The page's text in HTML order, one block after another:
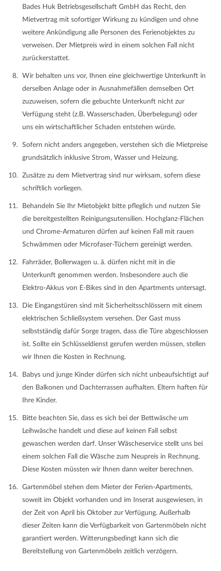
Bades Huk Betriebsgesellschaft GmbH das Recht, den
Mietvertrag mit sofortiger Wirkung zu kündigen und ohne
weitere Ankündigung alle Personen des Ferienobjektes zu
verweisen. Der Mietpreis wird in einem solchen Fall nicht
zurückerstattet.
Wir behalten uns vor, Ihnen eine gleichwertige Unterkunft in
derselben Anlage oder in Ausnahmefällen demselben Ort
zuzuweisen, sofern die gebuchte Unterkunft nicht zur
Verfügung steht (z.B. Wasserschaden, Überbelegung) oder
uns ein wirtschaftlicher Schaden entstehen würde.
Sofern nicht anders angegeben, verstehen sich die Mietpreise
grundsätzlich inklusive Strom, Wasser und Heizung.
Zusätze zu dem Mietvertrag sind nur wirksam, sofern diese
schriftlich vorliegen.
Behandeln Sie Ihr Mietobjekt bitte pfleglich und nutzen Sie
die bereitgestellten Reinigungsutensilien. Hochglanz-Flächen
und Chrome-Armaturen dürfen auf keinen Fall mit rauen
Schwämmen oder Microfaser-Tüchern gereinigt werden.
Fahrräder, Bollerwagen u. ä. dürfen nicht mit in die
Unterkunft genommen werden. Insbesondere auch die
Elektro-Akkus von E-Bikes sind in den Apartments untersagt.
Die Eingangstüren sind mit Sicherheitsschlössern mit einem
elektrischen Schließsystem versehen. Der Gast muss
selbstständig dafür Sorge tragen, dass die Türe abgeschlossen
ist. Sollte ein Schlüsseldienst gerufen werden müssen, stellen
wir Ihnen die Kosten in Rechnung.
Babys und junge Kinder dürfen sich nicht unbeaufsichtigt auf
den Balkonen und Dachterrassen aufhalten. Eltern haften für
Ihre Kinder.
Bitte beachten Sie, dass es sich bei der Bettwäsche um
Leihwäsche handelt und diese auf keinen Fall selbst
gewaschen werden darf. Unser Wäscheservice stellt uns bei
einem solchen Fall die Wäsche zum Neupreis in Rechnung.
Diese Kosten müssten wir Ihnen dann weiter berechnen.
Gartenmöbel stehen dem Mieter der Ferien-Apartments,
soweit im Objekt vorhanden und im Inserat ausgewiesen, in
der Zeit von April bis Oktober zur Verfügung. Außerhalb
dieser Zeiten kann die Verfügbarkeit von Gartenmöbeln nicht
garantiert werden. Witterungsbedingt kann sich die
Bereitstellung von Gartenmöbeln zeitlich verzögern.